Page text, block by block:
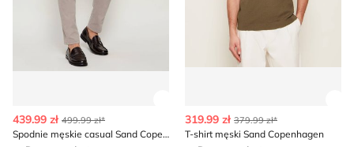
439.99 zł 499.99 zł*
Spodnie męskie casual Sand Copenhagen
319.99 zł 379.99 zł*
T-shirt męski Sand Copenhagen